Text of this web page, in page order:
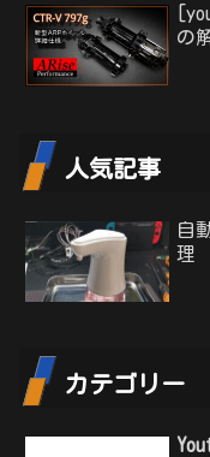
の
人気記事
自
理
カテゴリー